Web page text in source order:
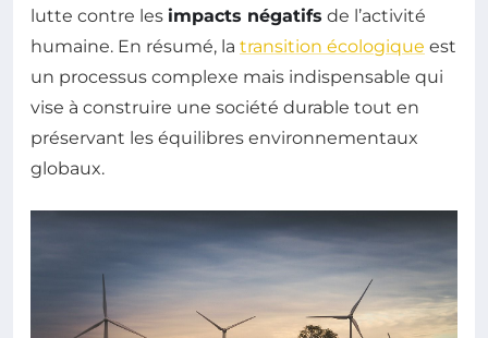
lutte contre les impacts négatifs de l’activité
humaine. En résumé, la transition écologique est
un processus complexe mais indispensable qui
vise à construire une société durable tout en
préservant les équilibres environnementaux
globaux.